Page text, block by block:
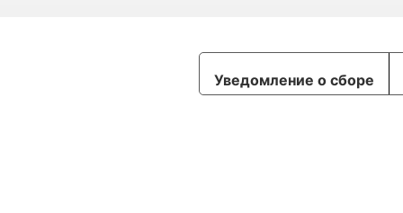
Уведомление о сборе